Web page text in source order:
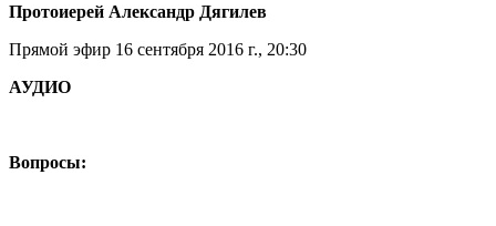
Протоиерей Александр Дягилев
Прямой эфир 16 сентября 2016 г., 20:30
АУДИО
Вопросы: